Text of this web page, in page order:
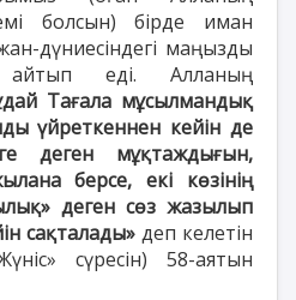
болсын) бірде иман
дүниесіндегі маңызды
айтып еді. Алланың
Тағала мұсылмандық
үйреткеннен кейін де
деген мұқтаждығын,
берсе, екі көзінің
деген сөз жазылып
сақталады» деп келетін
сүресін) 58-аятын